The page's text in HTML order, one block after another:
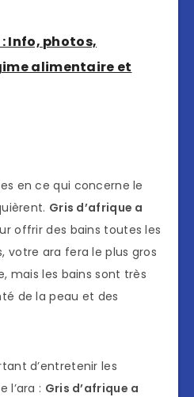
Info, photos,
alimentaire et
en ce qui concerne le
Gris d’afrique a
offrir des bains toutes les
votre ara fera le plus gros
mais les bains sont très
de la peau et des
d’entretenir les
l’ara : Gris d’afrique a